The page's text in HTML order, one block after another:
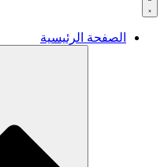
الصفحة الرئيسية